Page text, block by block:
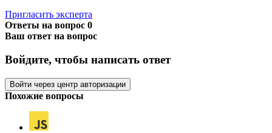
Пригласить эксперта
Ответы на вопрос 0
Ваш ответ на вопрос
Войдите, чтобы написать ответ
Войти через центр авторизации
Похожие вопросы